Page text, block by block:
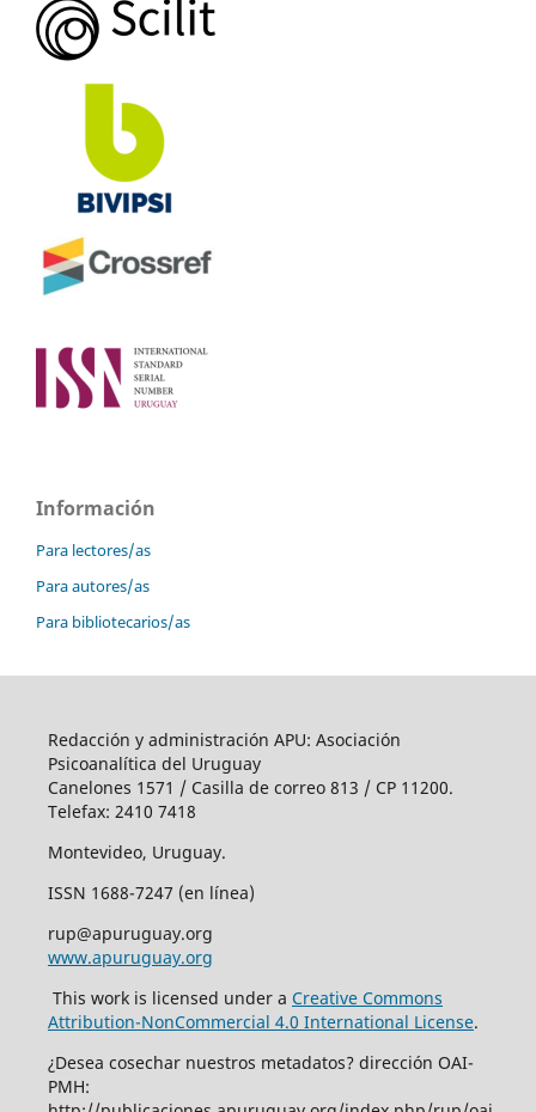
Información
Para lectores/as
Para autores/as
Para bibliotecarios/as
Redacción y administración APU: Asociación
Psicoanalítica del Uruguay
Canelones 1571 / Casilla de correo 813 / CP 11200.
Telefax: 2410 7418
Montevideo, Uruguay.
ISSN 1688-7247 (en línea)
rup@apuruguay.org
www.apuruguay.org
This work is licensed under a Creative Commons
Attribution-NonCommercial 4.0 International License.
¿Desea cosechar nuestros metadatos? dirección OAI-
PMH: